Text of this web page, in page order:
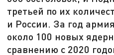
третьей по их
и России. За год
около 100 новых
сравнению c 2020